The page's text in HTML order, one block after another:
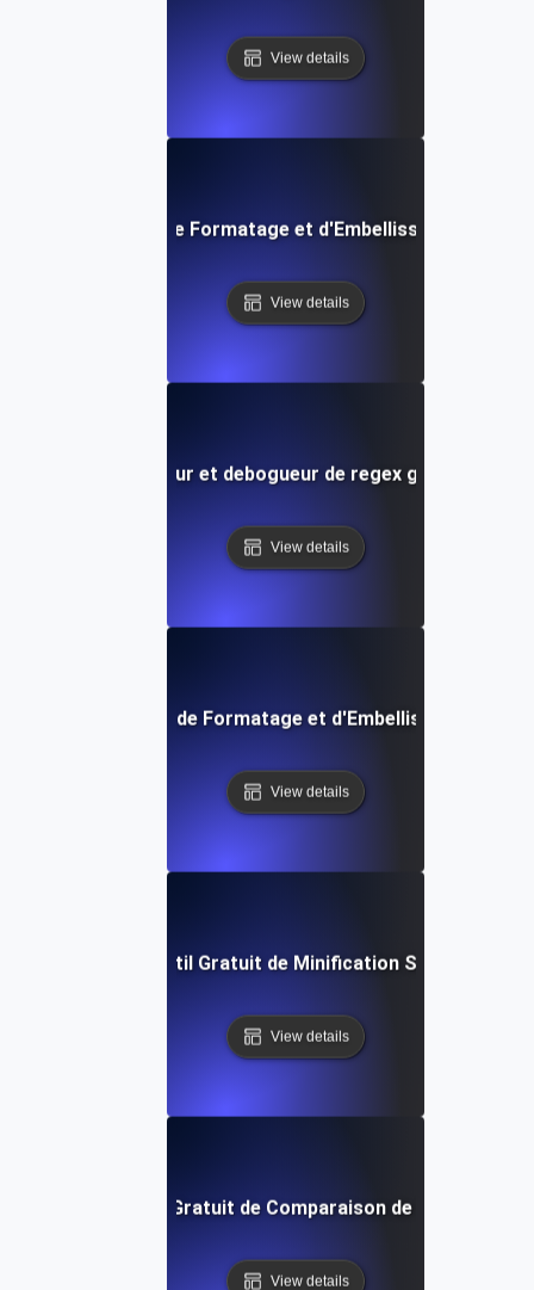
View details
Outil Gratuit de Formatage et d'Embellissement
View details
Testeur et debogueur de regex gratuit
View details
Outil Gratuit de Formatage et d'Embellissement SQL
View details
Outil Gratuit de Minification SQL
View details
Outil Gratuit de Comparaison de Texte
View details